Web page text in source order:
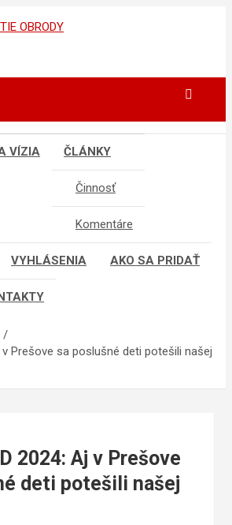
HNUTIE OBRODY
VÍZIA ČLÁNKY
Činnosť
Komentáre
VYHLÁSENIA AKO SA PRIDAŤ
v Prešove sa poslušné deti potešili našej
2024: Aj v Prešove
deti potešili našej